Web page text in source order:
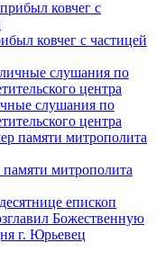
ковчег с частицей
слушания по
центра
памяти митрополита